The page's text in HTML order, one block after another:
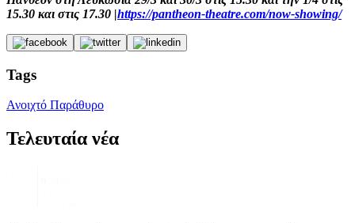
15.30 και στις 17.30 |https://pantheon-theatre.com/now-showing/
Tags
Ανοιχτό Παράθυρο
Τελευταία νέα